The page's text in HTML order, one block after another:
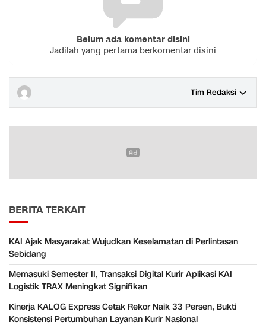
Belum ada komentar disini
Jadilah yang pertama berkomentar disini
Tim Redaksi
BERITA TERKAIT
KAI Ajak Masyarakat Wujudkan Keselamatan di Perlintasan
Sebidang
Memasuki Semester II, Transaksi Digital Kurir Aplikasi KAI
Logistik TRAX Meningkat Signifikan
Kinerja KALOG Express Cetak Rekor Naik 33 Persen, Bukti
Konsistensi Pertumbuhan Layanan Kurir Nasional